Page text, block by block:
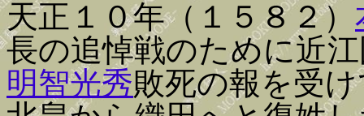
天正１０年（１５８２）
長の追悼戦のために近
明智光秀敗死の報を受